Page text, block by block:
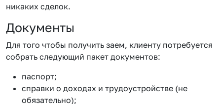
никаких сделок.
Документы
Для того чтобы получить заем, клиенту потребуется
собрать следующий пакет документов:
паспорт;
справки о доходах и трудоустройстве (не
обязательно);